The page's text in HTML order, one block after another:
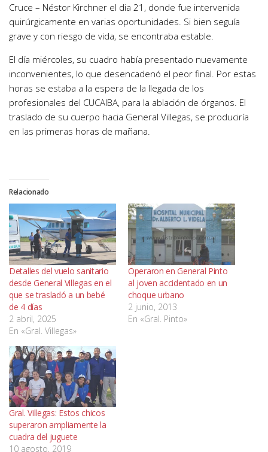
Cruce – Néstor Kirchner el dia 21, donde fue intervenida
quirúrgicamente en varias oportunidades. Si bien seguía
grave y con riesgo de vida, se encontraba estable.
El día miércoles, su cuadro había presentado nuevamente
inconvenientes, lo que desencadenó el peor final. Por estas
horas se estaba a la espera de la llegada de los
profesionales del CUCAIBA, para la ablación de órganos. El
traslado de su cuerpo hacia General Villegas, se produciría
en las primeras horas de mañana.
Relacionado
Detalles del vuelo sanitario
desde General Villegas en el
que se trasladó a un bebé
de 4 días
2 abril, 2025
En «Gral. Villegas»
Operaron en General Pinto
al joven accidentado en un
choque urbano
2 junio, 2013
En «Gral. Pinto»
Gral. Villegas: Estos chicos
superaron ampliamente la
cuadra del juguete
10 agosto, 2019